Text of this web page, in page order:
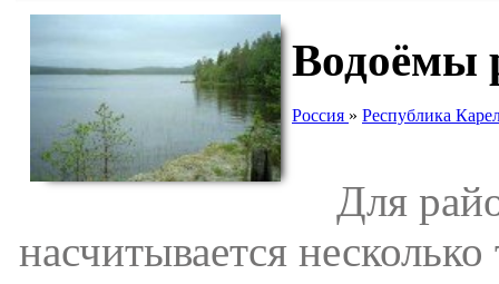
Водоёмы
Россия » Республика
Для
насчитывается